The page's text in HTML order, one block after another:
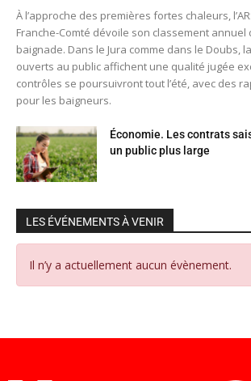
À l’approche des premières fortes chaleurs,
Franche-Comté dévoile son classement annuel
baignade. Dans le Jura comme dans le Doubs,
ouverts au public affichent une qualité jugée
contrôles se poursuivront tout l’été, avec des
pour les baigneurs.
Économie. Les contrats
un public plus large
LES ÉVÉNEMENTS À VENIR
Il n’y a actuellement aucun évènement.